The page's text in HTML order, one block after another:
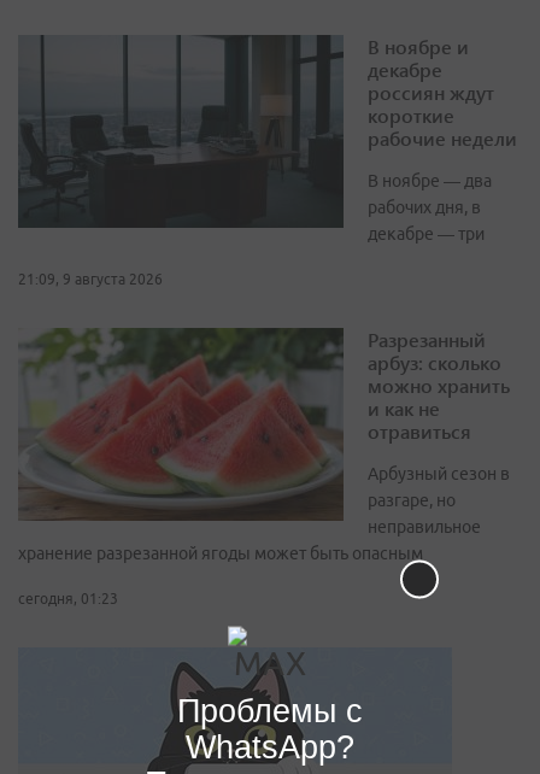
В ноябре и
декабре
россиян ждут
короткие
рабочие недели
В ноябре — два
рабочих дня, в
декабре — три
21:09, 9 августа 2026
Разрезанный
арбуз: сколько
можно хранить
и как не
отравиться
Арбузный сезон в
разгаре, но
неправильное
хранение разрезанной ягоды может быть опасным
сегодня, 01:23
Проблемы с
WhatsApp?